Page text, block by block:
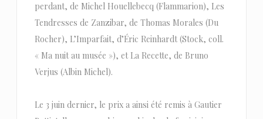
perdant, de Michel Houellebecq (Flammarion), Les
Tendresses de Zanzibar, de Thomas Morales (Du
Rocher), L’Imparfait, d’Éric Reinhardt (Stock, coll.
« Ma nuit au musée »), et La Recette, de Bruno
Verjus (Albin Michel).
Le 3 juin dernier, le prix a ainsi été remis à Gautier